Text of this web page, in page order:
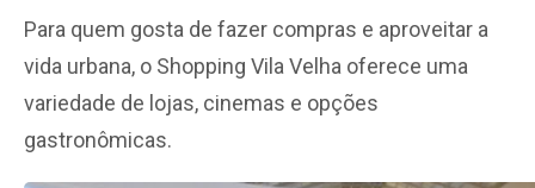
Para quem gosta de fazer compras e aproveitar a
vida urbana, o Shopping Vila Velha oferece uma
variedade de lojas, cinemas e opções
gastronômicas.